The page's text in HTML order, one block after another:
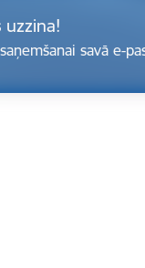
uzzina!
savā e-